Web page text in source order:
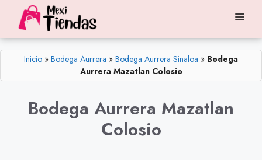
contenido
Inicio » Bodega Aurrera » Bodega Aurrera Sinaloa » Bodega
Aurrera Mazatlan Colosio
Bodega Aurrera Mazatlan
Colosio